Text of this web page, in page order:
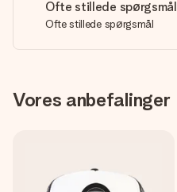
Ofte stillede spørgsmål
Ofte stillede spørgsmål
Vores anbefalinger